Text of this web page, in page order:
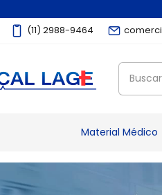
(11) 2988-9464
Material Médico
Alcool
Abaixador de